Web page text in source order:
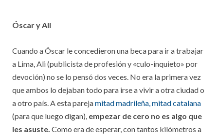
Óscar y Ali
Cuando a Óscar le concedieron una beca para ir a trabajar
a Lima, Ali (publicista de profesión y «culo-inquieto» por
devoción) no se lo pensó dos veces. No era la primera vez
que ambos lo dejaban todo para irse a vivir a otra ciudad o
a otro país. A esta parejamitad madrileña,mitad catalana
(para que luego digan), empezar de cero no es algo que
les asuste. Como era de esperar, con tantos kilómetros a